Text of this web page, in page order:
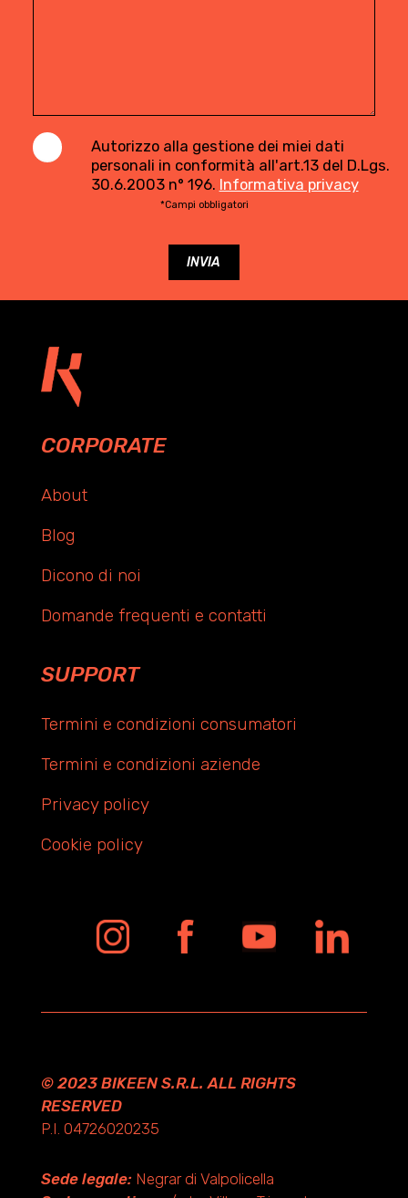
Autorizzo alla gestione dei miei dati
personali in conformità all'art.13 del D.Lgs.
30.6.2003 n° 196. Informativa privacy
*Campi obbligatori
CORPORATE
About
Blog
Dicono di noi
Domande frequenti e contatti
SUPPORT
Termini e condizioni consumatori
Termini e condizioni aziende
Privacy policy
Cookie policy
© 2023 BIKEEN S.R.L. ALL RIGHTS
RESERVED
P.I. 04726020235
Sede legale:Negrar di Valpolicella